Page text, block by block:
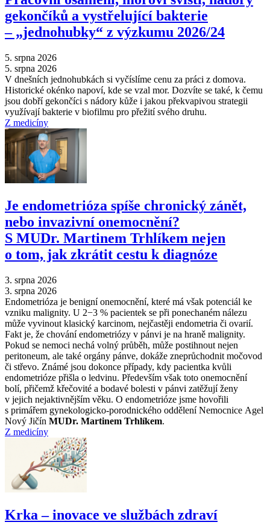
gekončíků a vystřelující bakterie
–⁠ „jednohubky“ z výzkumu 2026/24
5. srpna 2026
5. srpna 2026
V dnešních jednohubkách si vyčíslíme cenu za práci z domova.
Historické okénko napoví, kde se vzal mor. Dozvíte se také, k čemu
jsou dobří gekončíci s nádory kůže i jakou překvapivou strategii
využívají bakterie v biofilmu pro přežití svého druhu.
Z medicíny
Je endometrióza spíše chronický zánět,
nebo invazivní onemocnění?
S MUDr. Martinem Trhlíkem nejen
o tom, jak zkrátit cestu k diagnóze
3. srpna 2026
3. srpna 2026
Endometrióza je benigní onemocnění, které má však potenciál ke
vzniku malignity. U 2−3 % pacientek se při ponechaném nálezu
může vyvinout klasický karcinom, nejčastěji endometria či ovarií.
Fakt je, že chování endometriózy v pánvi je na hraně malignity.
Pokud se nemoci nechá volný průběh, může postihnout nejen
peritoneum, ale také orgány pánve, dokáže zneprůchodnit močovod
či střevo. Známé jsou dokonce případy, kdy pacientka kvůli
endometrióze přišla o ledvinu. Především však toto onemocnění
bolí, přičemž křečovité a bodavé bolesti v pánvi zatěžují ženy
v jejich nejaktivnějším věku. O endometrióze jsme hovořili
s primářem gynekologicko-porodnického oddělení Nemocnice Agel
Nový Jičín MUDr. Martinem Trhlíkem.
Z medicíny
Krka –⁠ inovace ve službách zdraví